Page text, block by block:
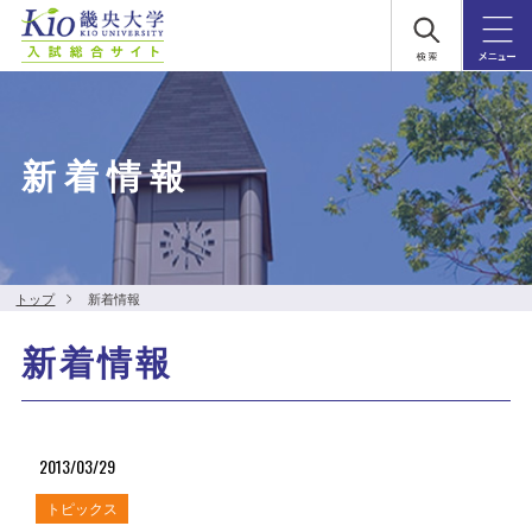
新着情報
トップ 新着情報
新着情報
2013/03/29
トピックス